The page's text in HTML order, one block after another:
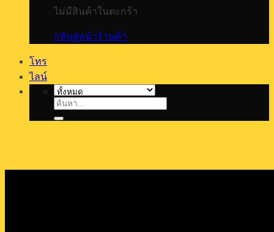
ไม่มีสินค้าในตะกร้า
กลับสู่หน้าร้านค้า
โทร
ไลน์
ค้นหา: